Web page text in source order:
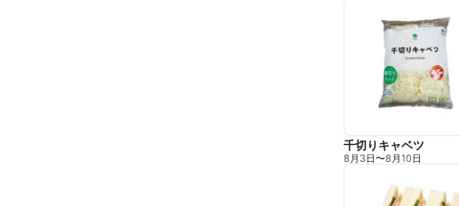
千切りキャベツ
8月3日〜8月10日